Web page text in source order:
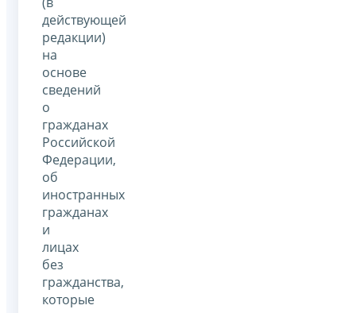
действующей
редакции)
на
основе
сведений
о
гражданах
Российской
Федерации,
об
иностранных
гражданах
и
лицах
без
гражданства,
которые